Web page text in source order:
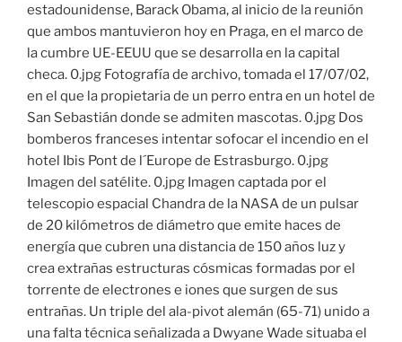
estadounidense, Barack Obama, al inicio de la reunión
que ambos mantuvieron hoy en Praga, en el marco de
la cumbre UE-EEUU que se desarrolla en la capital
checa. 0.jpg Fotografía de archivo, tomada el 17/07/02,
en el que la propietaria de un perro entra en un hotel de
San Sebastián donde se admiten mascotas. 0.jpg Dos
bomberos franceses intentar sofocar el incendio en el
hotel Ibis Pont de l´Europe de Estrasburgo. 0.jpg
Imagen del satélite. 0.jpg Imagen captada por el
telescopio espacial Chandra de la NASA de un pulsar
de 20 kilómetros de diámetro que emite haces de
energía que cubren una distancia de 150 años luz y
crea extrañas estructuras cósmicas formadas por el
torrente de electrones e iones que surgen de sus
entrañas. Un triple del ala-pivot alemán (65-71) unido a
una falta técnica señalizada a Dwyane Wade situaba el